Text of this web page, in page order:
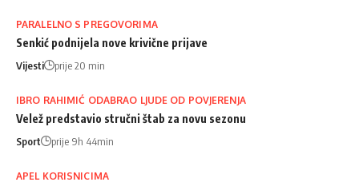
PARALELNO S PREGOVORIMA
Senkić podnijela nove krivične prijave
Vijesti prije 20 min
IBRO RAHIMIĆ ODABRAO LJUDE OD POVJERENJA
Velež predstavio stručni štab za novu sezonu
Sport prije 9h 44min
APEL KORISNICIMA